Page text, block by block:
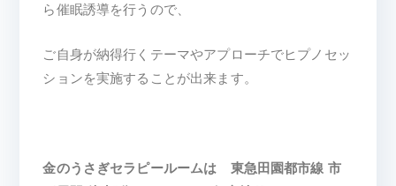
ら催眠誘導を行うので、
ご自身が納得行くテーマやアプローチでヒプノセッ
ションを実施することが出来ます。
金のうさぎセラピールームは 東急田園都市線 市